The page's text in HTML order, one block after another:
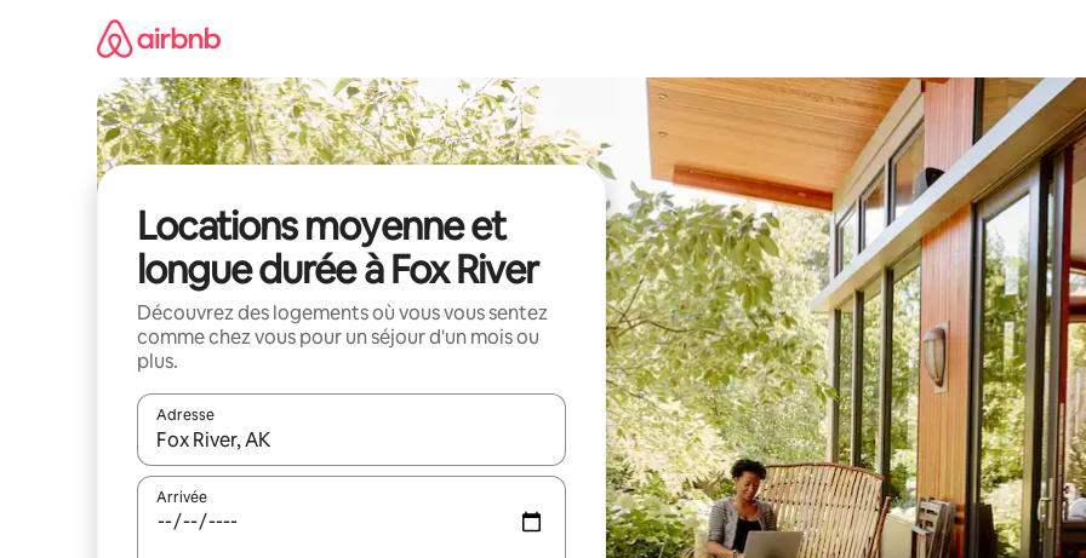
Locations moyenne et
longue durée à Fox River
Découvrez des logements où vous vous sentez
comme chez vous pour un séjour d'un mois ou
plus.
Adresse
Lorsque les résultats s'affichent, utilisez les flèches vers le haut et vers le bas pour les parcourir ou en appuyant et en
Arrivée